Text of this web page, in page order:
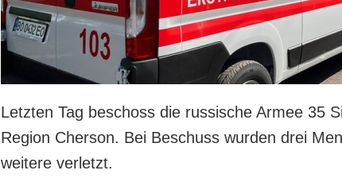
Letzten Tag beschoss die russische Armee 35
Region Cherson. Bei Beschuss wurden drei
weitere verletzt.